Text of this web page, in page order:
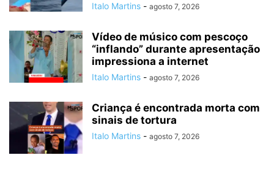
Italo Martins - agosto 7, 2026
Vídeo de músico com pescoço
“inflando” durante apresentação
impressiona a internet
Italo Martins - agosto 7, 2026
Criança é encontrada morta com
sinais de tortura
Italo Martins - agosto 7, 2026